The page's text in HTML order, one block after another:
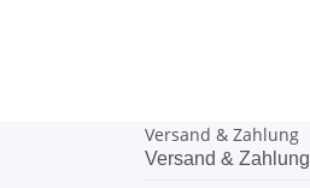
Versand & Zahlung
Versand & Zahlung